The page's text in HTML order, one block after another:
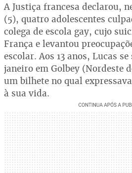
A Justiça francesa declarou,
(5), quatro adolescentes
colega de escola gay, cujo
França e levantou
escolar. Aos 13 anos, Lucas
janeiro em Golbey (Nordeste
um bilhete no qual
à sua vida.